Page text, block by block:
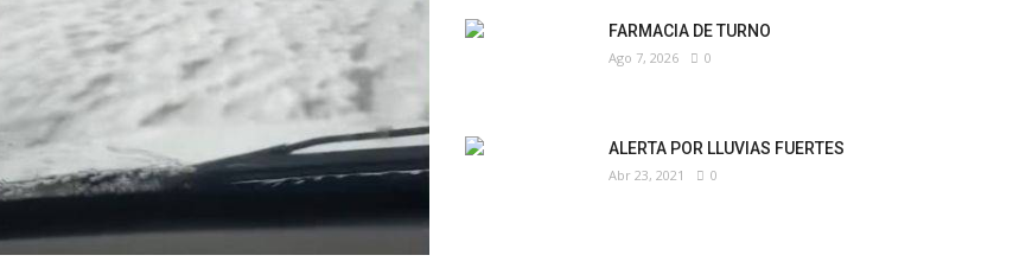
FARMACIA DE TURNO
Ago 7, 2026 0
ALERTA POR LLUVIAS FUERTES
Abr 23, 2021 0